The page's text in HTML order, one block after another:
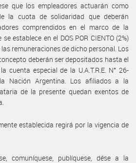
que los empleadores actuarán como
la cuota de solidaridad que deberán
comprendidos en el marco de la
establece en el DOS POR CIENTO (2%)
remuneraciones de dicho personal. Los
deberán ser depositados hasta el
cuenta especial de la U.A.T.R.E. N° 26-
Nación Argentina. Los afiliados a la
de la presente quedan exentos de
establecida regirá por la vigencia de
comuníquese, publíquese, dése a la